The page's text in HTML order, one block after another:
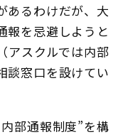
あるわけだが、大
報を忌避しようと
アスクルでは内部
談窓口を設けてい
部通報制度”を構